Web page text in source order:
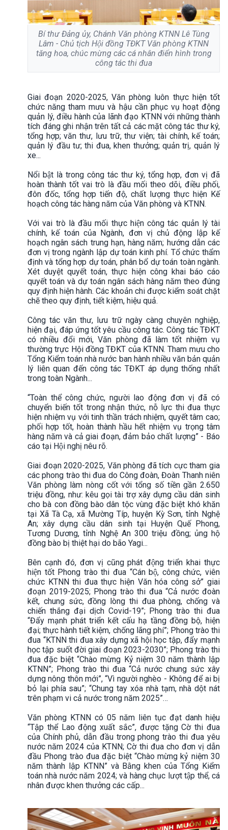
Bí thư Đảng ủy, Chánh Văn phòng KTNN Lê Tùng
Lâm - Chủ tịch Hội đồng TĐKT Văn phòng KTNN
tăng hoa, chúc mừng các cá nhân điển hình trong
công tác thi đua
Giai đoạn 2020-2025, Văn phòng luôn thực hiện tốt
chức năng tham mưu và hậu cần phục vụ hoạt động
quản lý, điều hành của lãnh đạo KTNN với những thành
tích đáng ghi nhận trên tất cả các mặt công tác thư ký,
tổng hợp; văn thư, lưu trữ, thư viện; tài chính, kế toán;
quản lý đầu tư; thi đua, khen thưởng; quản trị, quản lý
xe...
Nổi bật là trong công tác thư ký, tổng hợp, đơn vị đã
hoàn thành tốt vai trò là đầu mối theo dõi, điều phối,
đôn đốc, tổng hợp tiến độ, chất lượng thực hiện Kế
hoạch công tác hàng năm của Văn phòng và KTNN.
Với vai trò là đầu mối thực hiện công tác quản lý tài
chính, kế toán của Ngành, đơn vị chủ động lập kế
hoạch ngân sách trung hạn, hàng năm; hướng dẫn các
đơn vị trong ngành lập dự toán kinh phí. Tổ chức thẩm
định và tổng hợp dự toán, phân bổ dự toán toàn ngành.
Xét duyệt quyết toán, thực hiện công khai báo cáo
quyết toán và dự toán ngân sách hàng năm theo đúng
quy định hiện hành. Các khoản chi được kiểm soát chặt
chẽ theo quy định, tiết kiệm, hiệu quả.
Công tác văn thư, lưu trữ ngày càng chuyên nghiệp,
hiện đại, đáp ứng tốt yêu cầu công tác. Công tác TĐKT
có nhiều đổi mới, Văn phòng đã làm tốt nhiệm vụ
thường trực Hội đồng TĐKT của KTNN. Tham mưu cho
Tổng Kiểm toán nhà nước ban hành nhiều văn bản quản
lý liên quan đến công tác TĐKT áp dụng thống nhất
trong toàn Ngành...
“Toàn thể công chức, người lao động đơn vị đã có
chuyển biến tốt trong nhận thức, nỗ lực thi đua thực
hiện nhiệm vụ với tinh thần trách nhiệm, quyết tâm cao;
phối hợp tốt, hoàn thành hầu hết nhiệm vụ trọng tâm
hàng năm và cả giai đoạn, đảm bảo chất lượng” - Báo
cáo tại Hội nghị nêu rõ.
Giai đoạn 2020-2025, Văn phòng đã tích cực tham gia
các phong trào thi đua do Công đoàn, Đoàn Thanh niên
Văn phòng làm nòng cốt với tổng số tiền gần 2.650
triệu đồng, như: kêu gọi tài trợ xây dựng cầu dân sinh
cho bà con đồng bào dân tộc vùng đặc biệt khó khăn
tại Xã Tà Cạ, xã Mường Típ, huyện Kỳ Sơn, tỉnh Nghệ
An; xây dựng cầu dân sinh tại Huyện Quế Phong,
Tương Dương, tỉnh Nghệ An 300 triệu đồng; ủng hộ
đồng bào bị thiệt hại do bão Yagi...
Bên cạnh đó, đơn vị cũng phát động triển khai thực
hiện tốt Phong trào thi đua “Cán bộ, công chức, viên
chức KTNN thi đua thực hiện Văn hóa công sở” giai
đoạn 2019-2025; Phong trào thi đua “Cả nước đoàn
kết, chung sức, đồng lòng thi đua phòng, chống và
chiến thắng đại dịch Covid-19”; Phong trào thi đua
“Đẩy mạnh phát triển kết cấu hạ tầng đồng bộ, hiện
đại; thực hành tiết kiệm, chống lãng phí”; Phong trào thi
đua “KTNN thi đua xây dựng xã hội học tập, đẩy mạnh
học tập suốt đời giai đoạn 2023-2030”; Phong trào thi
đua đặc biệt “Chào mừng Kỷ niệm 30 năm thành lập
KTNN”; Phong trào thi đua “Cả nước chung sức xây
dựng nông thôn mới”, “Vì người nghèo - Không để ai bị
bỏ lại phía sau”; “Chung tay xóa nhà tạm, nhà dột nát
trên phạm vi cả nước trong năm 2025”…
Văn phòng KTNN có 05 năm liên tục đạt danh hiệu
“Tập thể Lao động xuất sắc”, được tặng Cờ thi đua
của Chính phủ, dẫn đầu trong phong trào thi đua yêu
nước năm 2024 của KTNN; Cờ thi đua cho đơn vị dẫn
đầu Phong trào đua đặc biệt “Chào mừng kỷ niệm 30
năm thành lập KTNN” và Bằng khen của Tổng Kiểm
toán nhà nước năm 2024; và hàng chục lượt tập thể, cá
nhân được khen thưởng các cấp...